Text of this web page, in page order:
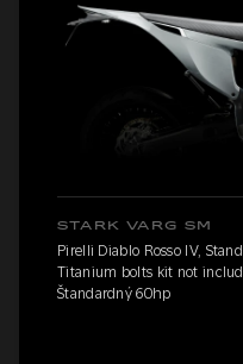
STARK VARG SM
Pirelli Diablo Rosso IV,
Titanium bolts kit not
Štandardný 60hp